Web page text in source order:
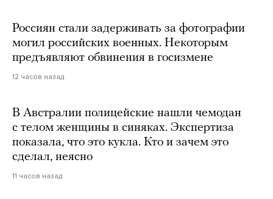
Россиян стали задерживать за фотографии
могил российских военных. Некоторым
предъявляют обвинения в госизмене
12 часов назад
В Австралии полицейские нашли чемодан
с телом женщины в синяках. Экспертиза
показала, что это кукла. Кто и зачем это
сделал, неясно
11 часов назад